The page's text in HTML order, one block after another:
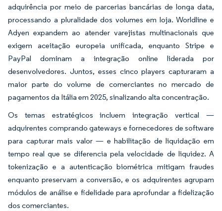
adquirência por meio de parcerias bancárias de longa data,
processando a pluralidade dos volumes em loja. Worldline e
Adyen expandem ao atender varejistas multinacionais que
exigem aceitação europeia unificada, enquanto Stripe e
PayPal dominam a integração online liderada por
desenvolvedores. Juntos, esses cinco players capturaram a
maior parte do volume de comerciantes no mercado de
pagamentos da Itália em 2025, sinalizando alta concentração.
Os temas estratégicos incluem integração vertical —
adquirentes comprando gateways e fornecedores de software
para capturar mais valor — e habilitação de liquidação em
tempo real que se diferencia pela velocidade de liquidez. A
tokenização e a autenticação biométrica mitigam fraudes
enquanto preservam a conversão, e os adquirentes agrupam
módulos de análise e fidelidade para aprofundar a fidelização
dos comerciantes.